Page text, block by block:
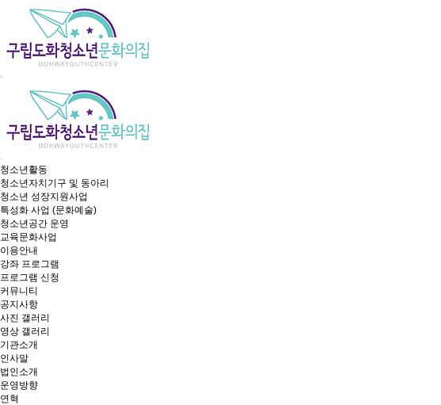
청소년활동
청소년자치기구 및 동아리
청소년 성장지원사업
특성화 사업 (문화예술)
청소년공간 운영
교육문화사업
이용안내
강좌 프로그램
프로그램 신청
커뮤니티
공지사항
사진 갤러리
영상 갤러리
기관소개
인사말
법인소개
운영방향
연혁